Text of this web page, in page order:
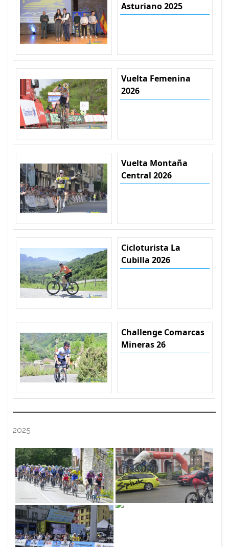
Asturiano 2025
Vuelta Femenina
2026
Vuelta Montaña
Central 2026
Cicloturista La
Cubilla 2026
Challenge Comarcas
Mineras 26
2025